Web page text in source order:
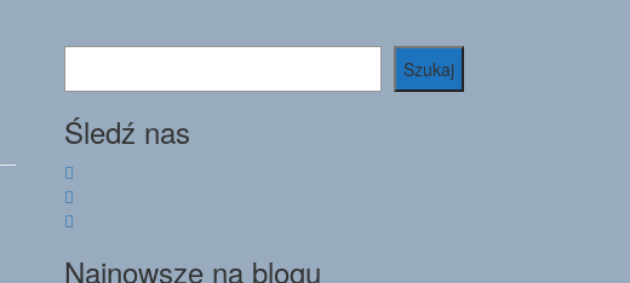
Szukaj
Śledź nas
Najnowsze na blogu